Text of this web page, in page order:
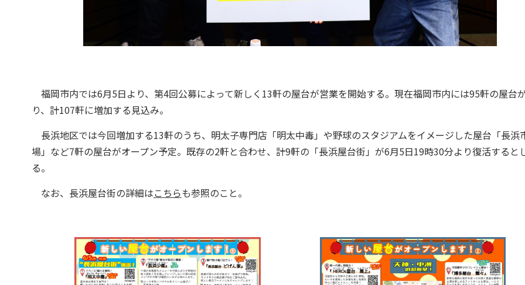
福岡市内では6月5日より、第4回公募によって新しく13軒の屋台が営業を開始する。現在福岡市内には95軒の屋台
り、計107軒に増加する見込み。
長浜地区では今回増加する13軒のうち、明太子専門店「明太中毒」や野球のスタジアムをイメージした屋台「長浜
場」など7軒の屋台がオープン予定。既存の2軒と合わせ、計9軒の「長浜屋台街」が6月5日19時30分より復活すると
る。
なお、長浜屋台街の詳細はこちらも参照のこと。